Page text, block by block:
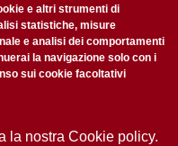
e altri strumenti di
statistiche, misure
e analisi dei comportamenti
la navigazione solo con i
sui cookie facoltativi
la nostra Cookie policy.